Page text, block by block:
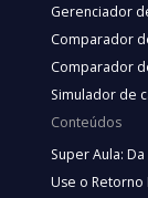
Gerenciador
Comparador
Comparador
Simulador de
Conteúdos
Super Aula:
Use o